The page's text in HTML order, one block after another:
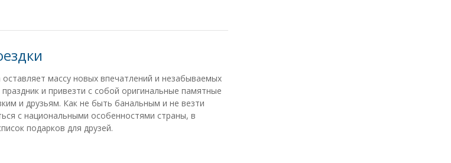
оставляет массу новых впечатлений и незабываемых
и привезти с собой оригинальные памятные
и друзьям. Как не быть банальным и не везти
с национальными особенностями страны, в
подарков для друзей.